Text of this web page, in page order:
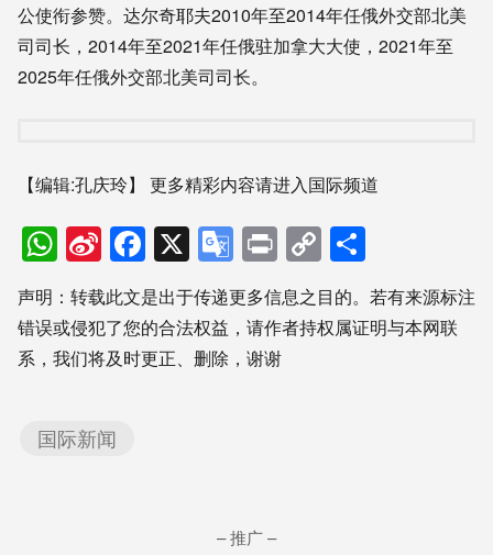
公使衔参赞。达尔奇耶夫2010年至2014年任俄外交部北美
司司长，2014年至2021年任俄驻加拿大大使，2021年至
2025年任俄外交部北美司司长。
【编辑:孔庆玲】 更多精彩内容请进入国际频道
WhatsApp
Sina
Weibo
Facebook
X Google
Translate
PrintCopy
Link享
声明：转载此文是出于传递更多信息之目的。若有来源标注
错误或侵犯了您的合法权益，请作者持权属证明与本网联
系，我们将及时更正、删除，谢谢
国际新闻
– 推广 –